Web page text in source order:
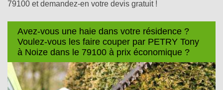
79100 et demandez-en votre devis gratuit !
Avez-vous une haie dans votre résidence ?
Voulez-vous les faire couper par PETRY Tony
à Noize dans le 79100 à prix économique ?